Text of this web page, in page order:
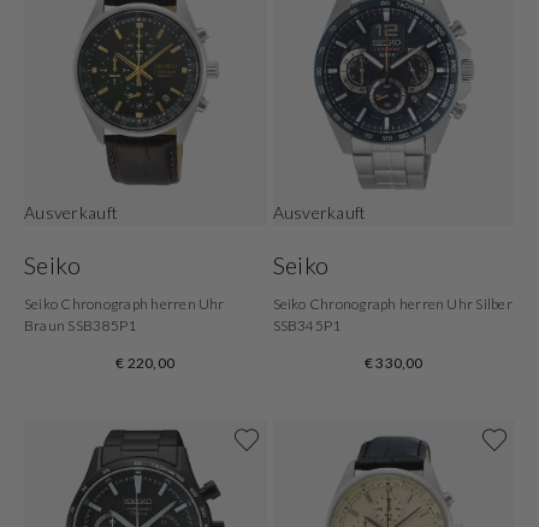
Ausverkauft
Seiko
Seiko Chronograph herren Uhr
Braun SSB385P1
€ 220,00
Ausverkauft
Seiko
Seiko Chronograph herren Uhr Silber
SSB345P1
€ 330,00